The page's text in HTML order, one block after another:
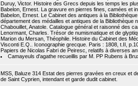
Duruy, Victor. Histoire des Grecs depuis les temps les
Babelon, Ernest. La gravure en pierres fines, camées et
Babelon, Ernest. Le Cabinet des antiques à la
département des médailles et antiques de la Bibliothèque
Chabouillet, Anatole. Catalogue général et raisonné des
Lenormant, Charles. Trésor de numismatique et de
Marion du Mersan, Théophile. Histoire du Cabinet des
Visconti E.Q.. Iconographie grecque. Paris : 1808, t.II,
Papiers de Nicolas Fabri de Peiresc, relatifs à diverses
Camayeuls d'agathe recueillis par M. PP Rubens à
MSS, Baluze 314 Estat des pierres gravées en creux et
de Saint Cyprien, intendant et garde dudit cabinet.